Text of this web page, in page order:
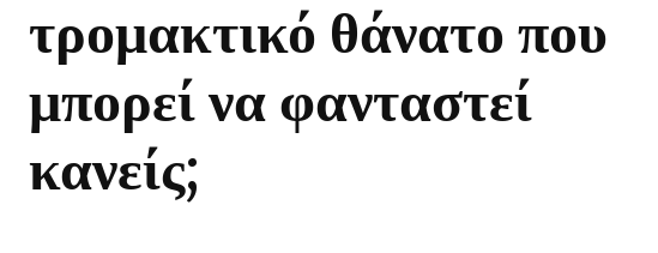
τρομακτικό θάνατο που
μπορεί να φανταστεί
κανείς;